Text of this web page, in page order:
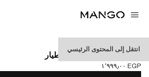
انتقل إلى المحتوى الرئيسي
نظارة شمسية إطار طراز طيار
السعر الحالي [EGP ١٬٩٩٩٫٠٠ ]
EGP ١٬٩٩٩٫٠٠
حدد اللون